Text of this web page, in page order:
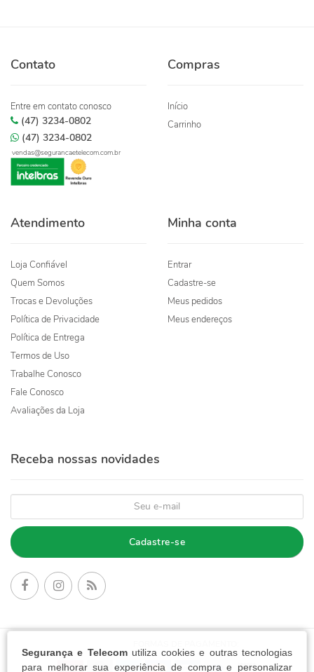
Segurança e Telecomutiliza cookies e outras tecnologias
para melhorar sua experiência de compra e personalizar
Contato
Entre em contato conosco
(47) 3234-0802
(47) 3234-0802
vendas@segurancaetelecom.com.br
Compras
Início
Carrinho
Atendimento
Loja Confiável
Quem Somos
Trocas e Devoluções
Política de Privacidade
Política de Entrega
Termos de Uso
Trabalhe Conosco
Fale Conosco
Avaliações da Loja
Minha conta
Entrar
Cadastre-se
Meus pedidos
Meus endereços
Receba nossas novidades
Cadastre-se